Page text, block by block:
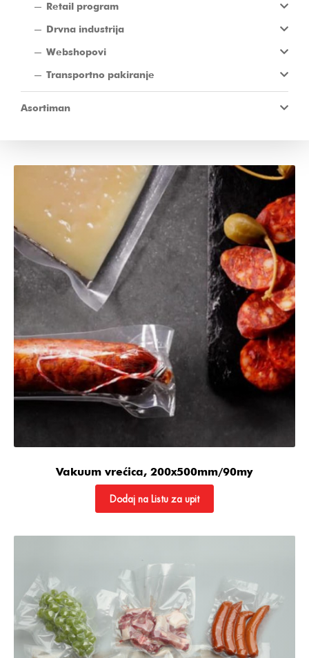
Retail program
Drvna industrija
Webshopovi
Transportno pakiranje
Asortiman
Vakuum vrećica, 200x500mm/90my
Dodaj na Listu za upit